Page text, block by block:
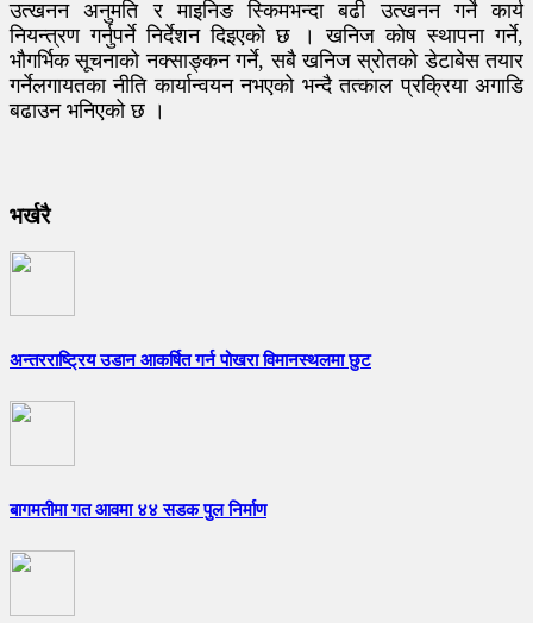
उत्खनन अनुमति र माइनिङ स्किमभन्दा बढी उत्खनन गर्ने कार्य
नियन्त्रण गर्नुपर्ने निर्देशन दिइएको छ । खनिज कोष स्थापना गर्ने,
भौगर्भिक सूचनाको नक्साङ्कन गर्ने, सबै खनिज स्रोतको डेटाबेस तयार
गर्नेलगायतका नीति कार्यान्वयन नभएको भन्दै तत्काल प्रक्रिया अगाडि
बढाउन भनिएको छ ।
भर्खरै
अन्तरराष्ट्रिय उडान आकर्षित गर्न पोखरा विमानस्थलमा छुट
बागमतीमा गत आवमा ४४ सडक पुल निर्माण